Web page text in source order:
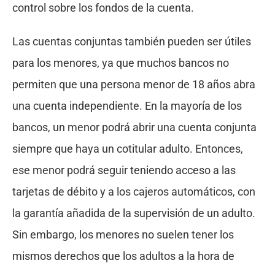
control sobre los fondos de la cuenta.
Las cuentas conjuntas también pueden ser útiles
para los menores, ya que muchos bancos no
permiten que una persona menor de 18 años abra
una cuenta independiente. En la mayoría de los
bancos, un menor podrá abrir una cuenta conjunta
siempre que haya un cotitular adulto. Entonces,
ese menor podrá seguir teniendo acceso a las
tarjetas de débito y a los cajeros automáticos, con
la garantía añadida de la supervisión de un adulto.
Sin embargo, los menores no suelen tener los
mismos derechos que los adultos a la hora de